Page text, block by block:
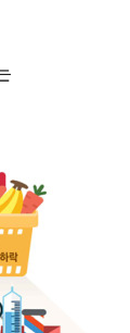
홈플러스發 대형
윤준병·이해민 의
우·산사태 주의
여야, 황희 '버스